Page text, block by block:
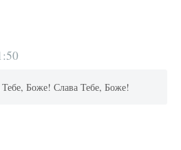
Боже! Слава Тебе, Боже!